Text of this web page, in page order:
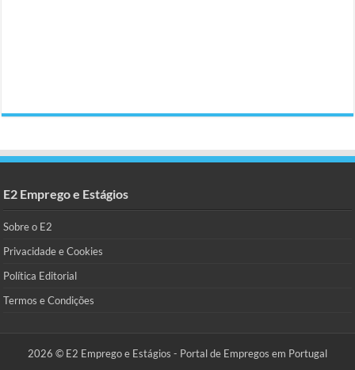
E2 Emprego e Estágios
Sobre o E2
Privacidade e Cookies
Política Editorial
Termos e Condições
2026 © E2 Emprego e Estágios - Portal de Empregos em Portugal